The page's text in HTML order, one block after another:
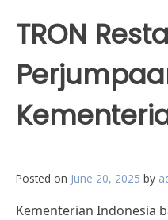
TRON
Posted on June 20, 2025 by
Kementerian Indonesia